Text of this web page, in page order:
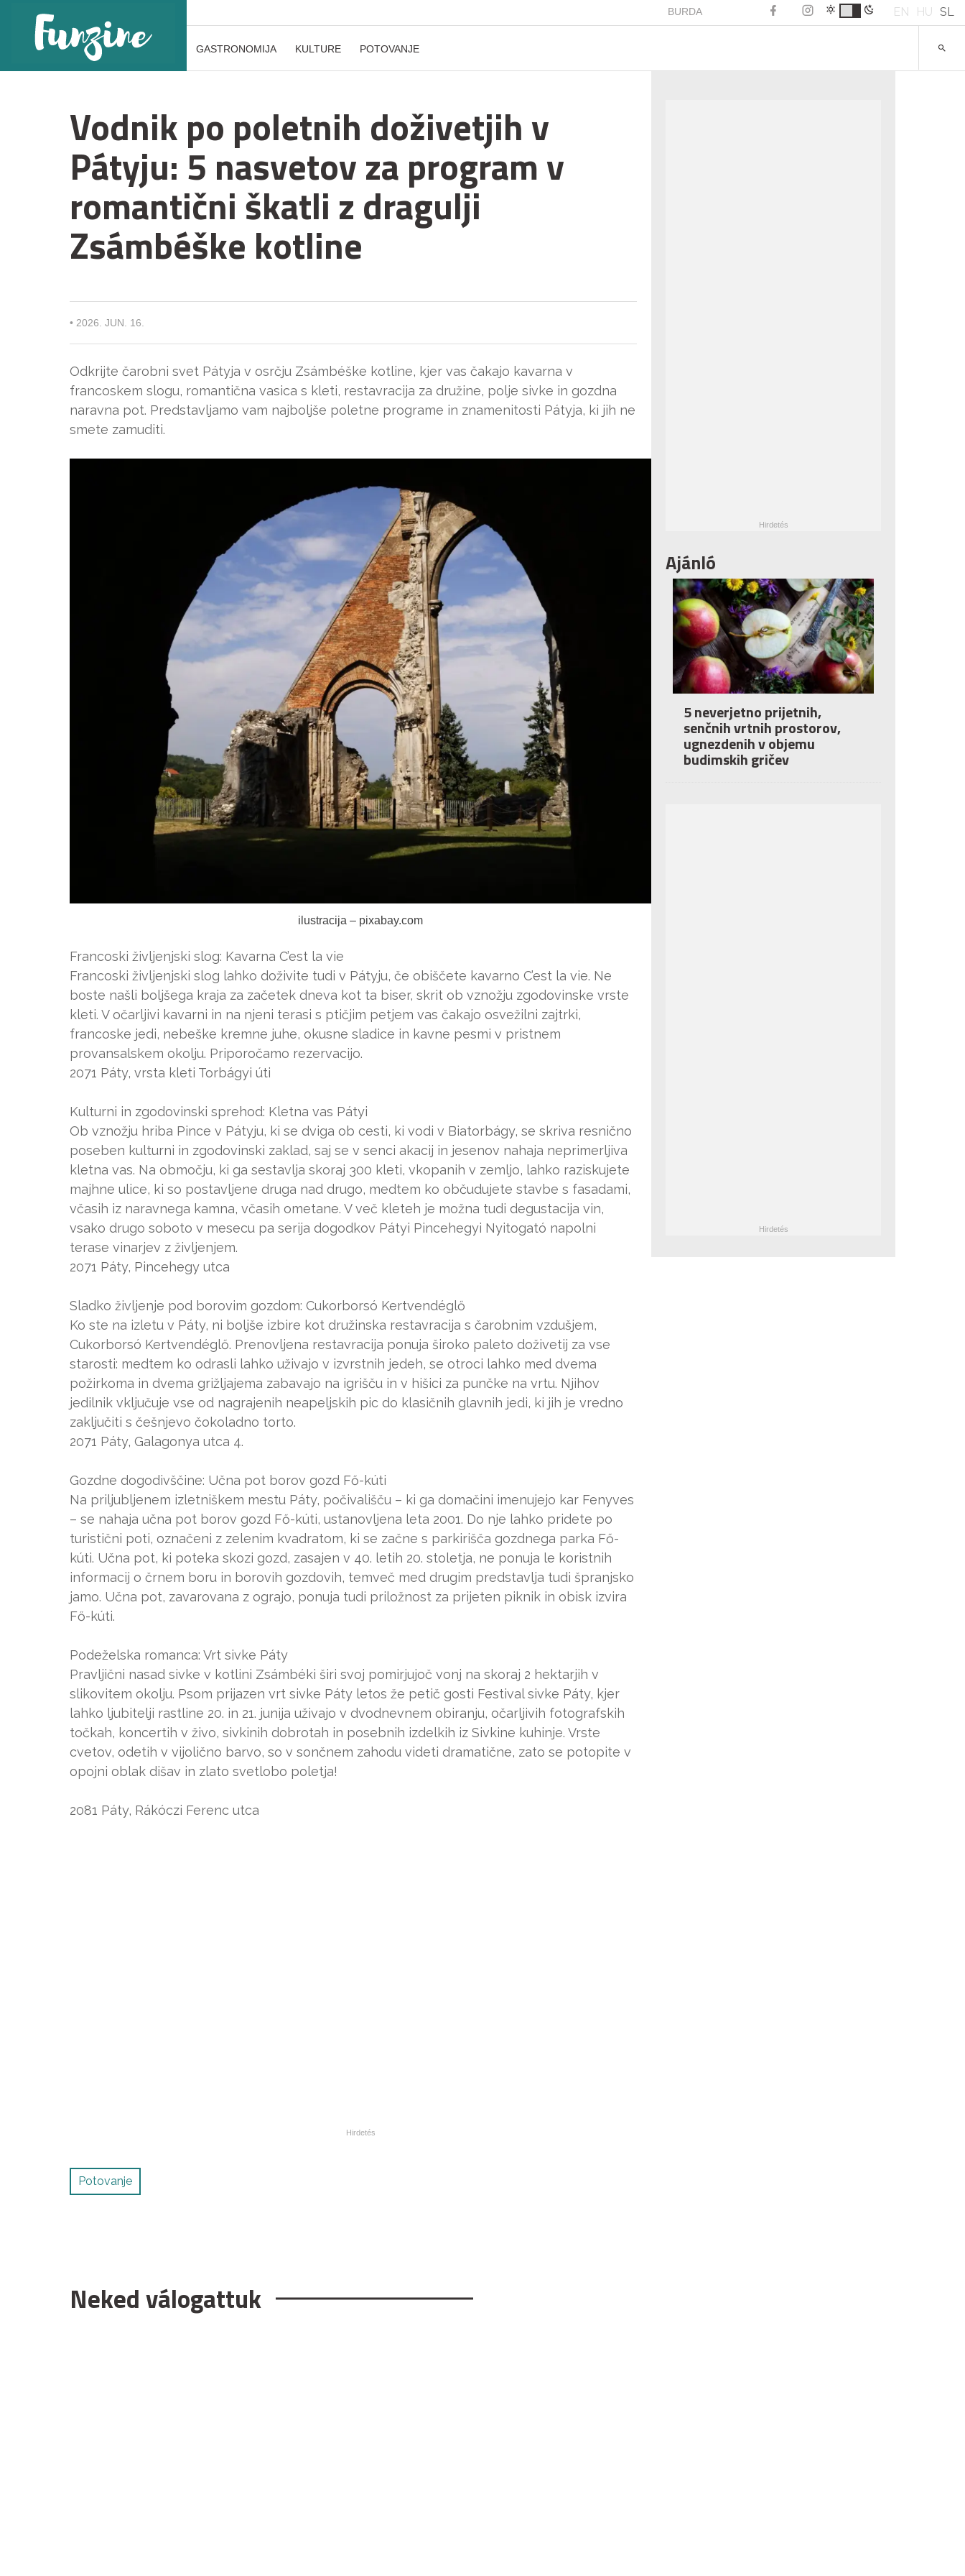
BURDA EN HU SL
GASTRONOMIJA KULTURE POTOVANJE
Vodnik po poletnih doživetjih v
Pátyju: 5 nasvetov za program v
romantični škatli z dragulji
Zsámbéške kotline
• 2026. JUN. 16.
Odkrijte čarobni svet Pátyja v osrčju Zsámbéške kotline, kjer vas čakajo kavarna v
francoskem slogu, romantična vasica s kleti, restavracija za družine, polje sivke in gozdna
naravna pot. Predstavljamo vam najboljše poletne programe in znamenitosti Pátyja, ki jih ne
smete zamuditi.
ilustracija – pixabay.com
Francoski življenjski slog: Kavarna C’est la vie
Francoski življenjski slog lahko doživite tudi v Pátyju, če obiščete kavarno C’est la vie. Ne
boste našli boljšega kraja za začetek dneva kot ta biser, skrit ob vznožju zgodovinske vrste
kleti. V očarljivi kavarni in na njeni terasi s ptičjim petjem vas čakajo osvežilni zajtrki,
francoske jedi, nebeške kremne juhe, okusne sladice in kavne pesmi v pristnem
provansalskem okolju. Priporočamo rezervacijo.
2071 Páty, vrsta kleti Torbágyi úti
Kulturni in zgodovinski sprehod: Kletna vas Pátyi
Ob vznožju hriba Pince v Pátyju, ki se dviga ob cesti, ki vodi v Biatorbágy, se skriva resnično
poseben kulturni in zgodovinski zaklad, saj se v senci akacij in jesenov nahaja neprimerljiva
kletna vas. Na območju, ki ga sestavlja skoraj 300 kleti, vkopanih v zemljo, lahko raziskujete
majhne ulice, ki so postavljene druga nad drugo, medtem ko občudujete stavbe s fasadami,
včasih iz naravnega kamna, včasih ometane. V več kleteh je možna tudi degustacija vin,
vsako drugo soboto v mesecu pa serija dogodkov Pátyi Pincehegyi Nyitogató napolni
terase vinarjev z življenjem.
2071 Páty, Pincehegy utca
Sladko življenje pod borovim gozdom: Cukorborsó Kertvendéglő
Ko ste na izletu v Páty, ni boljše izbire kot družinska restavracija s čarobnim vzdušjem,
Cukorborsó Kertvendéglő. Prenovljena restavracija ponuja široko paleto doživetij za vse
starosti: medtem ko odrasli lahko uživajo v izvrstnih jedeh, se otroci lahko med dvema
požirkoma in dvema grižljajema zabavajo na igrišču in v hišici za punčke na vrtu. Njihov
jedilnik vključuje vse od nagrajenih neapeljskih pic do klasičnih glavnih jedi, ki jih je vredno
zaključiti s češnjevo čokoladno torto.
2071 Páty, Galagonya utca 4.
Gozdne dogodivščine: Učna pot borov gozd Fő-kúti
Na priljubljenem izletniškem mestu Páty, počivališču – ki ga domačini imenujejo kar Fenyves
– se nahaja učna pot borov gozd Fő-kúti, ustanovljena leta 2001. Do nje lahko pridete po
turistični poti, označeni z zelenim kvadratom, ki se začne s parkirišča gozdnega parka Fő-
kúti. Učna pot, ki poteka skozi gozd, zasajen v 40. letih 20. stoletja, ne ponuja le koristnih
informacij o črnem boru in borovih gozdovih, temveč med drugim predstavlja tudi špranjsko
jamo. Učna pot, zavarovana z ograjo, ponuja tudi priložnost za prijeten piknik in obisk izvira
Fő-kúti.
Podeželska romanca: Vrt sivke Páty
Pravljični nasad sivke v kotlini Zsámbéki širi svoj pomirjujoč vonj na skoraj 2 hektarjih v
slikovitem okolju. Psom prijazen vrt sivke Páty letos že petič gosti Festival sivke Páty, kjer
lahko ljubitelji rastline 20. in 21. junija uživajo v dvodnevnem obiranju, očarljivih fotografskih
točkah, koncertih v živo, sivkinih dobrotah in posebnih izdelkih iz Sivkine kuhinje. Vrste
cvetov, odetih v vijolično barvo, so v sončnem zahodu videti dramatične, zato se potopite v
opojni oblak dišav in zlato svetlobo poletja!
2081 Páty, Rákóczi Ferenc utca
Potovanje
Neked válogattuk
Ajánló
5 neverjetno prijetnih,
senčnih vrtnih prostorov,
ugnezdenih v objemu
budimskih gričev